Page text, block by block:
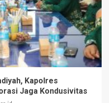
Kapolres
Jaga Kondusivitas